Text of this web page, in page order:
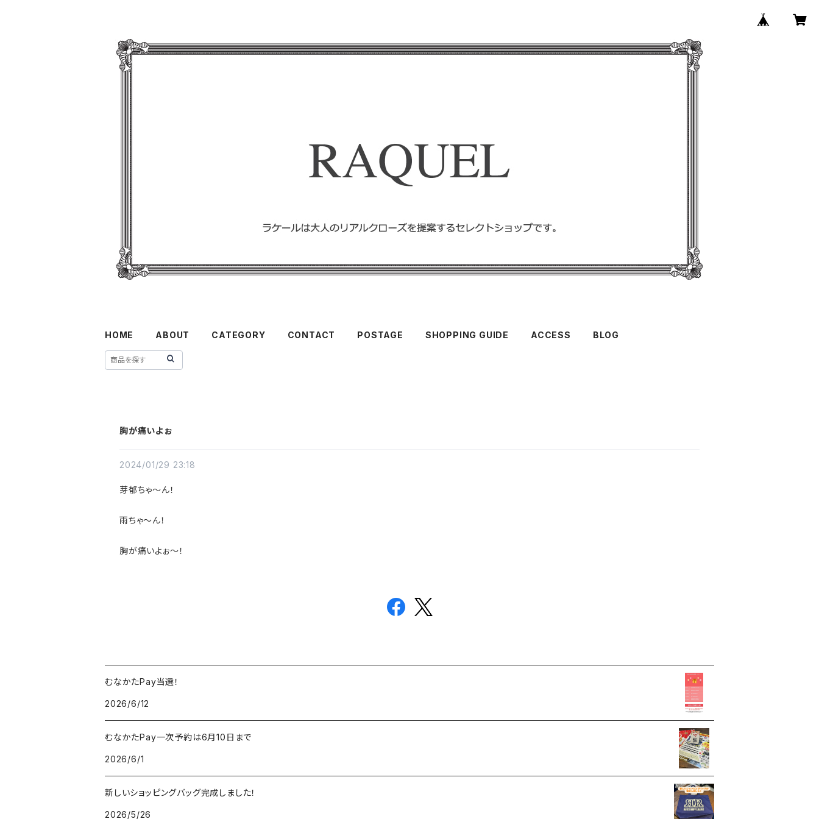
HOME ABOUT CATEGORY CONTACT POSTAGE SHOPPING GUIDE ACCESS BLOG
胸が痛いよぉ
2024/01/29 23:18
芽郁ちゃ〜ん！
雨ちゃ〜ん！
胸が痛いよぉ〜！
むなかたPay当選！
2026/6/12
むなかたPay一次予約は6月10日まで
2026/6/1
新しいショッピングバッグ完成しました！
2026/5/26